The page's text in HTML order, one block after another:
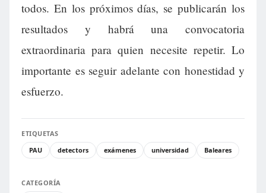
todos. En los próximos días, se publicarán los
resultados y habrá una convocatoria
extraordinaria para quien necesite repetir. Lo
importante es seguir adelante con honestidad y
esfuerzo.
ETIQUETAS
PAU
detectors exámenes universidad Baleares
CATEGORÍA